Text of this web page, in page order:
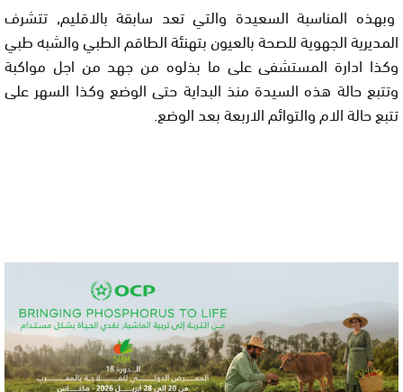
وبهذه المناسبة السعيدة والتي تعد سابقة بالاقليم, تتشرف
المديرية الجهوية للصحة بالعيون بتهنئة الطاقم الطبي والشبه طبي
وكذا ادارة المستشفى على ما بذلوه من جهد من اجل مواكبة
وتتبع حالة هذه السيدة منذ البداية حتى الوضع وكذا السهر على
تتبع حالة الام والتوائم الاربعة بعد الوضع.